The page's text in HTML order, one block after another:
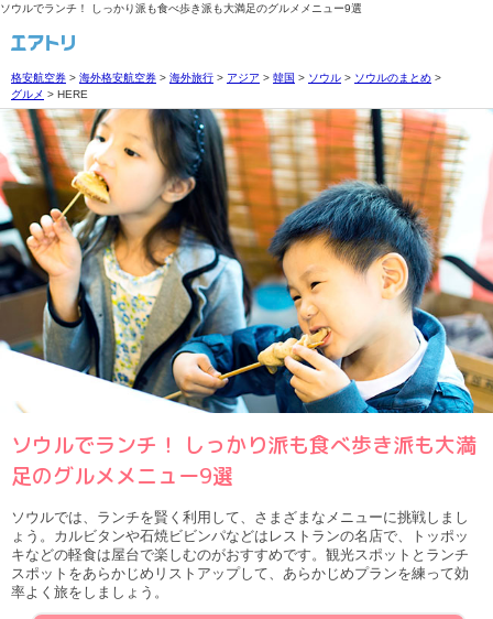
ソウルでランチ！ しっかり派も食べ歩き派も大満足のグルメメニュー9選
格安航空券 > 海外格安航空券 > 海外旅行 > アジア > 韓国 > ソウル > ソウルのまとめ >
グルメ > HERE
ソウルでランチ！ しっかり派も食べ歩き派も大満
足のグルメメニュー9選
ソウルでは、ランチを賢く利用して、さまざまなメニューに挑戦しまし
ょう。カルビタンや石焼ビビンパなどはレストランの名店で、トッポッ
キなどの軽食は屋台で楽しむのがおすすめです。観光スポットとランチ
スポットをあらかじめリストアップして、あらかじめプランを練って効
率よく旅をしましょう。